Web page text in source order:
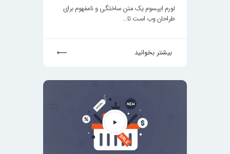
لورم ایپسوم یک متن ساختگی و نامفهوم برای
طراحان وب است تا…
بیشتر بخوانید